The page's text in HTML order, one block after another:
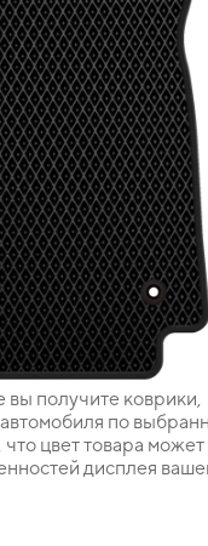
вы получите коврики,
по
цвет товара может
дисплея